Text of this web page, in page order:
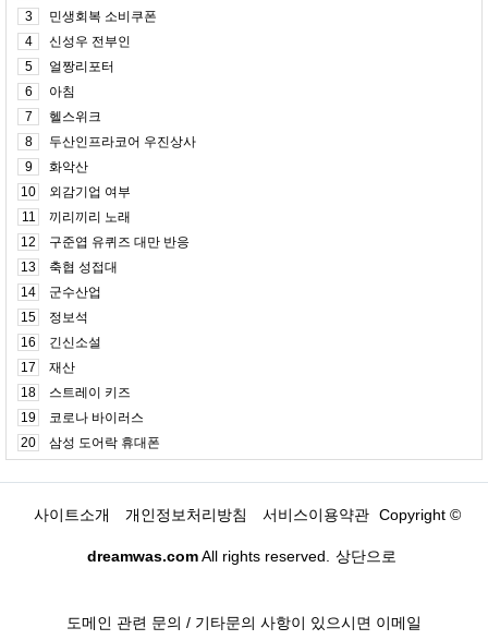
3
민생회복 소비쿠폰
4
신성우 전부인
5
얼짱리포터
6
아침
7
헬스위크
8
두산인프라코어 우진상사
9
화악산
10
외감기업 여부
11
끼리끼리 노래
12
구준엽 유퀴즈 대만 반응
13
축협 성접대
14
군수산업
15
정보석
16
긴신소설
17
재산
18
스트레이 키즈
19
코로나 바이러스
20
삼성 도어락 휴대폰
사이트소개 개인정보처리방침 서비스이용약관 Copyright ©
dreamwas.comAll rights reserved. 상단으로
도메인 관련 문의 / 기타문의 사항이 있으시면 이메일